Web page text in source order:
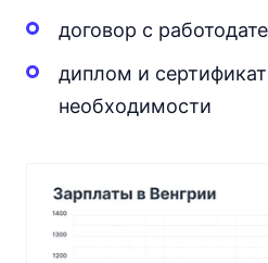
договор с
диплом и
необходимости